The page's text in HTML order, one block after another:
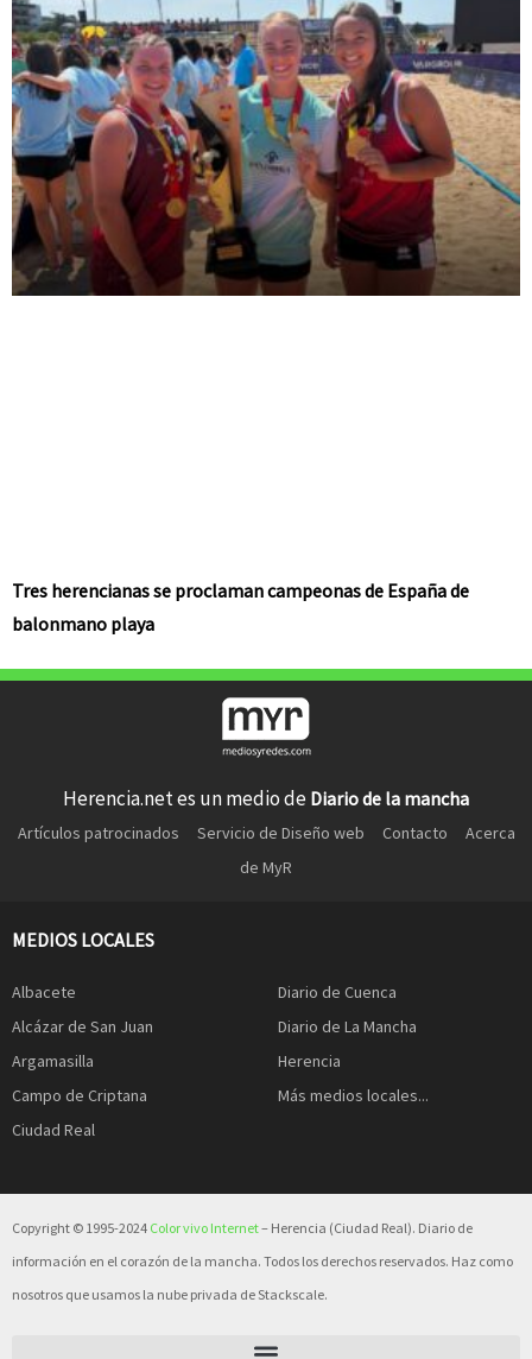
Tres herencianas se proclaman campeonas de España de
balonmano playa
Herencia.net es un medio de Diario de la mancha
Artículos patrocinados Servicio de Diseño web Contacto
Acerca
de MyR
MEDIOS LOCALES
Albacete
Alcázar de San Juan
Argamasilla
Campo de Criptana
Ciudad Real
Diario de Cuenca
Diario de La Mancha
Herencia
Más medios locales...
Copyright © 1995-2024 Color vivo Internet– Herencia (Ciudad Real). Diario de
información en el corazón de la mancha. Todos los derechos reservados. Haz como
nosotros que usamos la nube privada de Stackscale.